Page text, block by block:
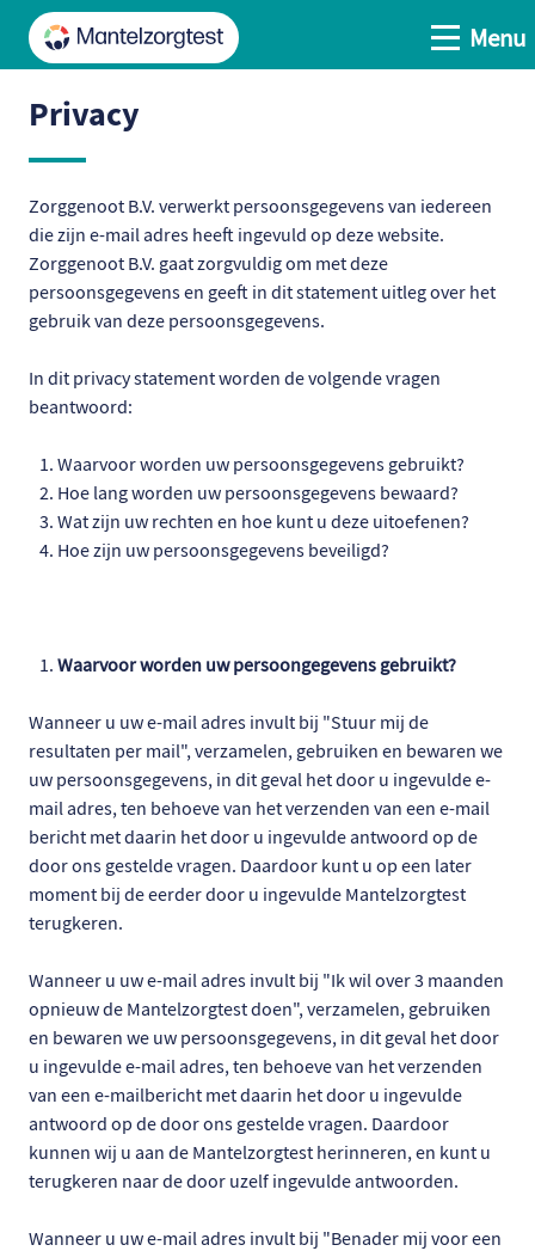
Ga naar de hoofdinhoud
Ga naar de homepage
OpenMenu
Privacy
Zorggenoot B.V. verwerkt persoonsgegevens van iedereen
die zijn e-mail adres heeft ingevuld op deze website.
Zorggenoot B.V. gaat zorgvuldig om met deze
persoonsgegevens en geeft in dit statement uitleg over het
gebruik van deze persoonsgegevens.
In dit privacy statement worden de volgende vragen
beantwoord:
Waarvoor worden uw persoonsgegevens gebruikt?
Hoe lang worden uw persoonsgegevens bewaard?
Wat zijn uw rechten en hoe kunt u deze uitoefenen?
Hoe zijn uw persoonsgegevens beveiligd?
Waarvoor worden uw persoongegevens gebruikt?
Wanneer u uw e-mail adres invult bij "Stuur mij de
resultaten per mail", verzamelen, gebruiken en bewaren we
uw persoonsgegevens, in dit geval het door u ingevulde e-
mail adres, ten behoeve van het verzenden van een e-mail
bericht met daarin het door u ingevulde antwoord op de
door ons gestelde vragen. Daardoor kunt u op een later
moment bij de eerder door u ingevulde Mantelzorgtest
terugkeren.
Wanneer u uw e-mail adres invult bij "Ik wil over 3 maanden
opnieuw de Mantelzorgtest doen", verzamelen, gebruiken
en bewaren we uw persoonsgegevens, in dit geval het door
u ingevulde e-mail adres, ten behoeve van het verzenden
van een e-mailbericht met daarin het door u ingevulde
antwoord op de door ons gestelde vragen. Daardoor
kunnen wij u aan de Mantelzorgtest herinneren, en kunt u
terugkeren naar de door uzelf ingevulde antwoorden.
Wanneer u uw e-mail adres invult bij "Benader mij voor een